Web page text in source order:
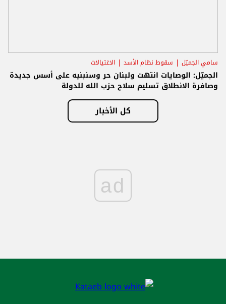
سامي الجميّل سقوط نظام الأسد الاغتيالات
الجميّل: الوصايات انتهت ولبنان حر وسنبنيه على أسس جديدة
وصافرة الانطلاق تسليم سلاح حزب الله للدولة
كل الأخبار
ad